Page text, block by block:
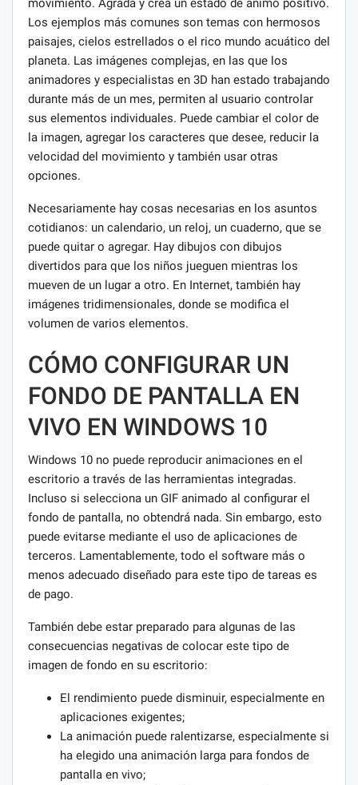
movimiento. Agrada y crea un estado de ánimo positivo.
Los ejemplos más comunes son temas con hermosos
paisajes, cielos estrellados o el rico mundo acuático del
planeta. Las imágenes complejas, en las que los
animadores y especialistas en 3D han estado trabajando
durante más de un mes, permiten al usuario controlar
sus elementos individuales. Puede cambiar el color de
la imagen, agregar los caracteres que desee, reducir la
velocidad del movimiento y también usar otras
opciones.
Necesariamente hay cosas necesarias en los asuntos
cotidianos: un calendario, un reloj, un cuaderno, que se
puede quitar o agregar. Hay dibujos con dibujos
divertidos para que los niños jueguen mientras los
mueven de un lugar a otro. En Internet, también hay
imágenes tridimensionales, donde se modifica el
volumen de varios elementos.
CÓMO CONFIGURAR UN
FONDO DE PANTALLA EN
VIVO EN WINDOWS 10
Windows 10 no puede reproducir animaciones en el
escritorio a través de las herramientas integradas.
Incluso si selecciona un GIF animado al configurar el
fondo de pantalla, no obtendrá nada. Sin embargo, esto
puede evitarse mediante el uso de aplicaciones de
terceros. Lamentablemente, todo el software más o
menos adecuado diseñado para este tipo de tareas es
de pago.
También debe estar preparado para algunas de las
consecuencias negativas de colocar este tipo de
imagen de fondo en su escritorio:
El rendimiento puede disminuir, especialmente en
aplicaciones exigentes;
La animación puede ralentizarse, especialmente si
ha elegido una animación larga para fondos de
pantalla en vivo;